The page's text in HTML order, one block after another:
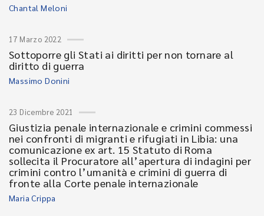
Chantal Meloni
17 Marzo 2022
Sottoporre gli Stati ai diritti per non tornare al
diritto di guerra
Massimo Donini
23 Dicembre 2021
Giustizia penale internazionale e crimini commessi
nei confronti di migranti e rifugiati in Libia: una
comunicazione ex art. 15 Statuto di Roma
sollecita il Procuratore all’apertura di indagini per
crimini contro l’umanità e crimini di guerra di
fronte alla Corte penale internazionale
Maria Crippa